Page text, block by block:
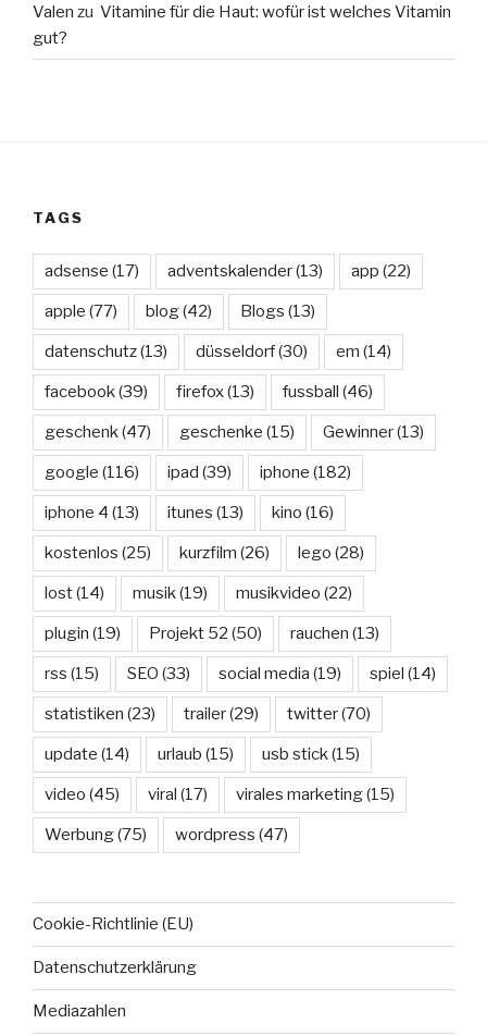
Valen zu Vitamine für die Haut: wofür ist welches Vitamin
gut?
TAGS
adsense (17) adventskalender(13) app (22)
apple (77) blog(42) Blogs (13)
datenschutz(13) düsseldorf(30) em (14)
facebook(39) firefox(13) fussball (46)
geschenk(47) geschenke (15) Gewinner(13)
google (116) ipad (39) iphone (182)
iphone 4 (13) itunes (13) kino (16)
kostenlos (25) kurzfilm (26) lego (28)
lost(14) musik(19) musikvideo (22)
plugin (19) Projekt 52 (50) rauchen (13)
rss (15) SEO (33) social media (19) spiel (14)
statistiken (23) trailer(29) twitter(70)
update (14) urlaub (15) usb stick(15)
video (45) viral (17) virales marketing(15)
Werbung(75) wordpress (47)
Cookie-Richtlinie (EU)
Datenschutzerklärung
Mediazahlen